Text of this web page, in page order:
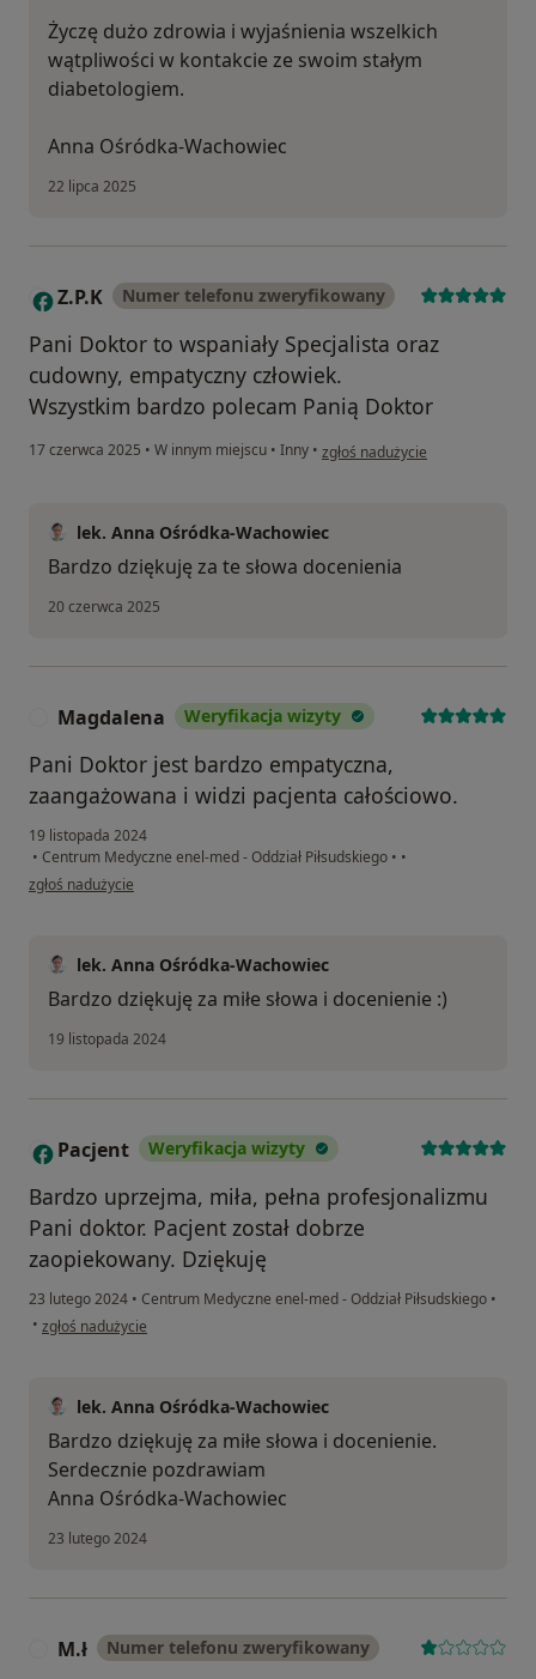
Życzę dużo zdrowia i wyjaśnienia wszelkich
wątpliwości w kontakcie ze swoim stałym
diabetologiem.
Anna Ośródka-Wachowiec
22 lipca 2025
Z Z.P.K Numer telefonu zweryfikowany
Pani Doktor to wspaniały Specjalista oraz
cudowny, empatyczny człowiek.
Wszystkim bardzo polecam Panią Doktor
17 czerwca 2025 • W innym miejscu • Inny • w opinii użytkownika Z.P.K
zgłoś nadużycie
lek. Anna Ośródka-Wachowiec
Bardzo dziękuję za te słowa docenienia
20 czerwca 2025
Magdalena Weryfikacja wizyty
Pani Doktor jest bardzo empatyczna,
zaangażowana i widzi pacjenta całościowo.
19 listopada 2024
• Centrum Medyczne enel-med - Oddział Piłsudskiego • •
w opinii użytkownika Magdalena
zgłoś nadużycie
lek. Anna Ośródka-Wachowiec
Bardzo dziękuję za miłe słowa i docenienie :)
19 listopada 2024
P Pacjent Weryfikacja wizyty
Bardzo uprzejma, miła, pełna profesjonalizmu
Pani doktor. Pacjent został dobrze
zaopiekowany. Dziękuję
23 lutego 2024 • Centrum Medyczne enel-med - Oddział Piłsudskiego •
• w opinii użytkownika Pacjent
zgłoś nadużycie
lek. Anna Ośródka-Wachowiec
Bardzo dziękuję za miłe słowa i docenienie.
Serdecznie pozdrawiam
Anna Ośródka-Wachowiec
23 lutego 2024
M.ł Numer telefonu zweryfikowany